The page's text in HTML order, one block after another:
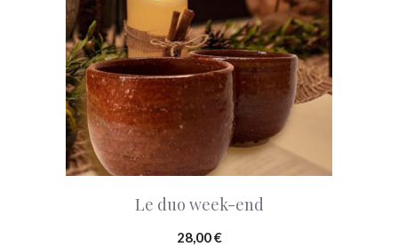
Le duo week-end
28,00€